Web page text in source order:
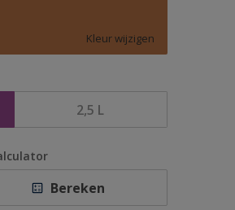
Kleur wijzigen
2,5 L
Bereken